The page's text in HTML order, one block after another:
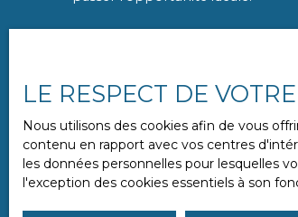
LE RESPECT DE
Nous utilisons des cookies afin de vous
contenu en rapport avec vos centres
les données personnelles pour lesquelles
l'exception des cookies essentiels à son